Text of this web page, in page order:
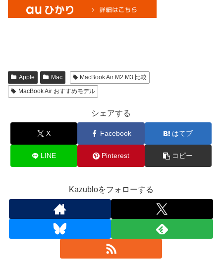
Apple Mac
MacBook Air M2 M3 比較
MacBook Air おすすめモデル
シェアする
X Facebook はてブ
LINE Pinterest コピー
Kazubloをフォローする